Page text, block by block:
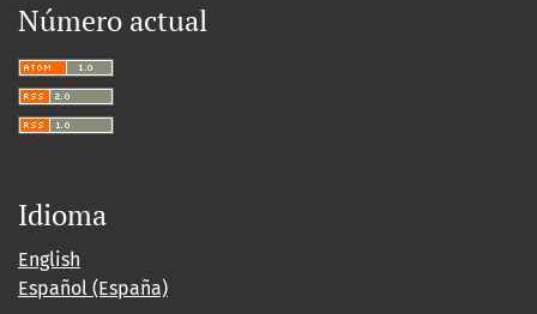
Número actual
Idioma
English
Español (España)